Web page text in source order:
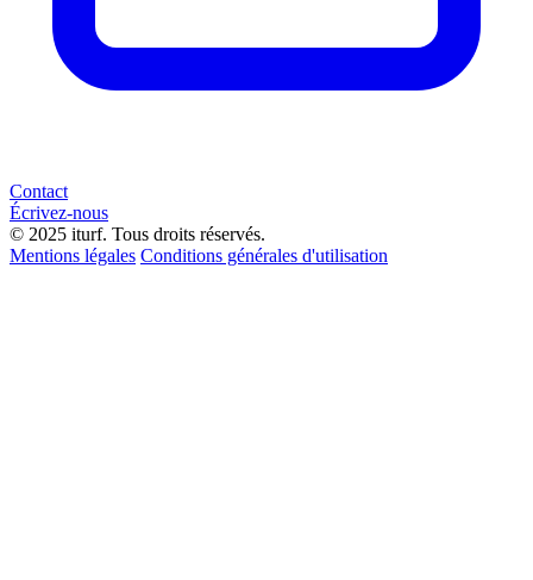
Contact
Écrivez-nous
© 2025 iturf. Tous droits réservés.
Mentions légales Conditions générales d'utilisation